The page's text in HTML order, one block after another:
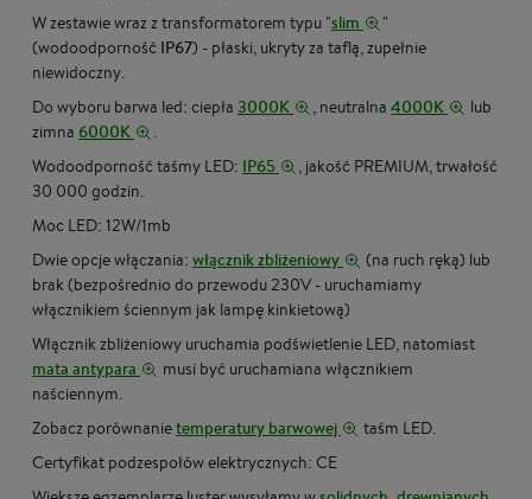
W zestawie wraz z transformatorem typu "slim
"
(wodoodporność IP67) - płaski, ukryty za taflą, zupełnie
niewidoczny.
Do wyboru barwa led: ciepła 3000K , neutralna 4000K
lub
zimna 6000K
.
Wodoodporność taśmy LED: IP65
, jakość PREMIUM, trwałość
30 000 godzin.
Moc LED: 12W/1mb
Dwie opcje włączania: włącznik zbliżeniowy
(na ruch ręką) lub
brak (bezpośrednio do przewodu 230V - uruchamiamy
włącznikiem ściennym jak lampę kinkietową)
Włącznik zbliżeniowy uruchamia podświetlenie LED, natomiast
mata antypara
musi być uruchamiana włącznikiem
naściennym.
Zobacz porównanietemperatury barwowej
taśm LED.
Certyfikat podzespołów elektrycznych: CE